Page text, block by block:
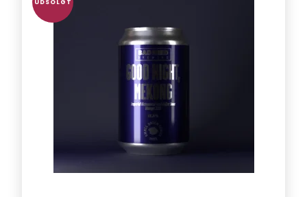
UDSOLGT